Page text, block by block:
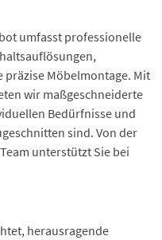
umfasst professionelle
präzise Möbelmontage. Mit
wir maßgeschneiderte
Bedürfnisse und
sind. Von der
unterstützt Sie bei
herausragende